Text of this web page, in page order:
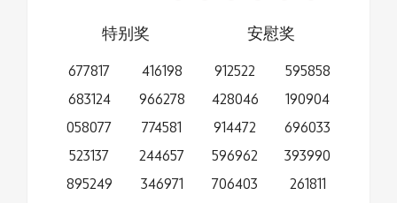
特别奖
677817
683124
058077
523137
895249
416198
966278
774581
244657
346971
安慰奖
912522
428046
914472
596962
706403
595858
190904
696033
393990
261811